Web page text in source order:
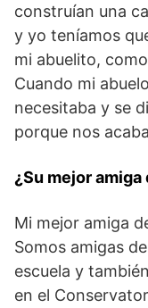
construían una
y yo teníamos
mi abuelito,
Cuando mi
necesitaba y se
porque nos
¿Su mejor amiga
Mi mejor amiga
Somos amigas
escuela y
en el